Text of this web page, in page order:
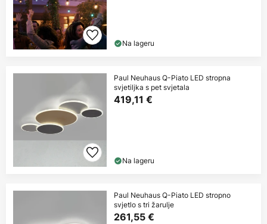
Na lageru
Paul Neuhaus Q-Piato LED stropna
svjetiljka s pet svjetala
419,11 €
Na lageru
Paul Neuhaus Q-Piato LED stropno
svjetlo s tri žarulje
261,55 €